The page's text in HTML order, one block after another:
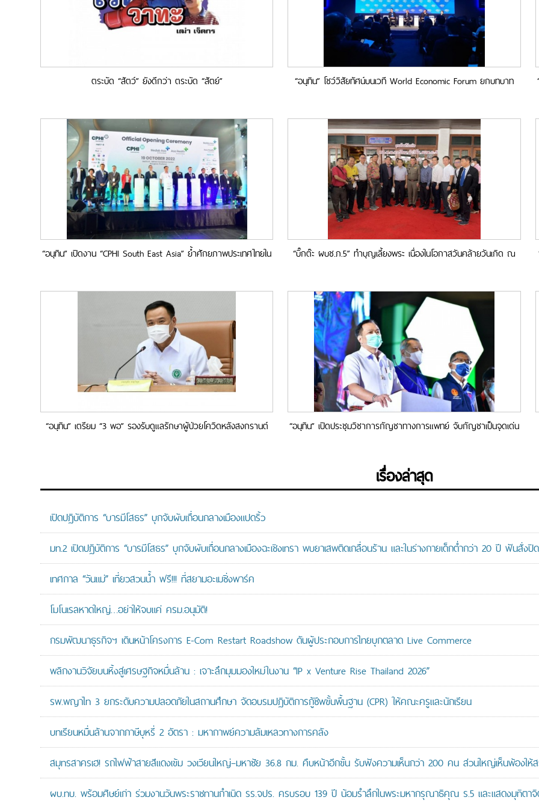
ตระบัด “สัตว์” ยังดีกว่า ตระบัด “สัตย์”
“อนุทิน” โชว์วิสัยทัศน์บนเวที World Economic Forum ยกบทบาท
“อนุทิน” เปิดงาน “CPHI South East Asia” ย้ำศักยภาพประเทศไทยใน
“บิ๊กต๊ะ ผบช.ภ.5” ทำบุญเลี้ยงพระ เนื่องในโอกาสวันคล้ายวันเกิด ณ
“อนุทิน” เตรียม “3 พอ” รองรับดูแลรักษาผู้ป่วยโควิดหลังสงกรานต์
“อนุทิน” เปิดประชุมวิชาการกัญชาทางการแพทย์ จับกัญชาเป็นจุดเด่น
เรื่องล่าสุด
เปิดปฏิบัติการ “บารมีโสธร” บุกจับผับเถื่อนกลางเมืองแปดริ้ว
มท.2 เปิดปฏิบัติการ “บารมีโสธร” บุกจับผับเถื่อนกลางเมืองฉะเชิงเทรา พบยาเสพติดเกลื่อนร้าน และในร่างกายเด็กต่ำกว่า 20 ปี ฟันสั่ง
เทศกาล “วันแม่” เที่ยวสวนน้ำ ฟรี!!! ที่สยามอะเมซิ่งพาร์ค
โมโนเรลหาดใหญ่…อย่าให้จบแค่ ครม.อนุมัติ!
กรมพัฒนาธุรกิจฯ เดินหน้าโครงการ E-Com Restart Roadshow ดันผู้ประกอบการไทยบุกตลาด Live Commerce
พลิกงานวิจัยบนหิ้งสู่เศรษฐกิจหมื่นล้าน : เจาะลึกมุมมองใหม่ในงาน “IP x Venture Rise Thailand 2026”
รพ.พญาไท 3 ยกระดับความปลอดภัยในสถานศึกษา จัดอบรมปฏิบัติการกู้ชีพขั้นพื้นฐาน (CPR) ให้คณะครูและนักเรียน
บทเรียนหมื่นล้านจากภาษีบุหรี่ 2 อัตรา : มหากาพย์ความล้มเหลวทางการคลัง
สมุทรสาครเฮ! รถไฟฟ้าสายสีแดงเข้ม วงเวียนใหญ่–มหาชัย 36.8 กม. คืบหน้าอีกขั้น รับฟังความเห็นกว่า 200 คน ส่วนใหญ่เห็นพ้องให้
ผบ.ทบ. พร้อมศิษย์เก่า ร่วมงานวันพระราชทานกำเนิด รร.จปร. ครบรอบ 139 ปี น้อมรำลึกในพระมหากรุณาธิคุณ ร.5 และแสดงมุทิตา